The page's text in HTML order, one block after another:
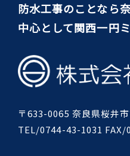
防水工事のことなら
中心として関西一円
〒633-0065 奈良県桜井
TEL/0744-43-1031 FAX/